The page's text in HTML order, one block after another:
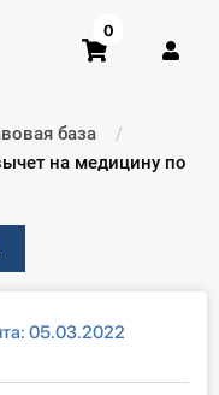
0
база
на медицину по
05.03.2022